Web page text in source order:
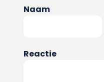
Naam
Reactie